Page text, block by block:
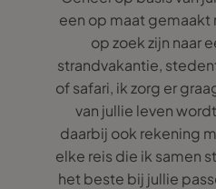
een op maat gemaakt
op zoek zijn naar
strandvakantie,
of safari, ik zorg er
van jullie leven
daarbij ook rekening
elke reis die ik samen
het beste bij jullie